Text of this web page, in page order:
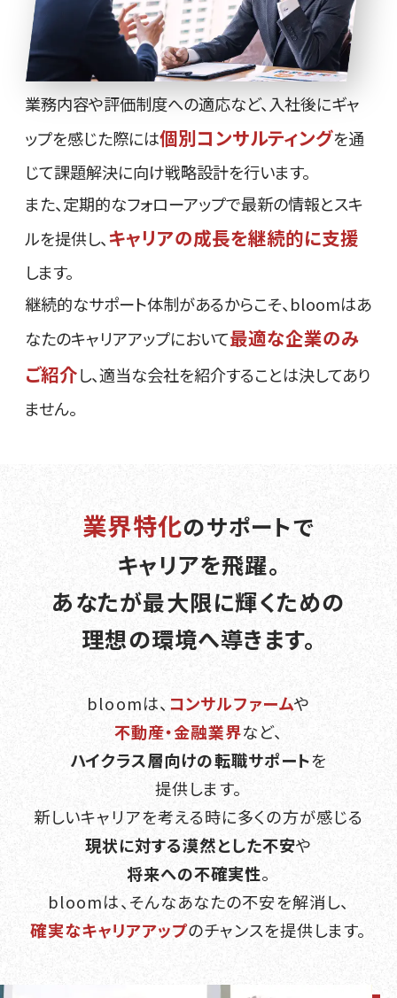
業務内容や評価制度への適応など、入社後にギャ
ップを感じた際には個別コンサルティングを通
じて課題解決に向け戦略設計を行います。
また、定期的なフォローアップで最新の情報とスキ
ルを提供し、 キャリアの成長を継続的に支援
します。
継続的なサポート体制があるからこそ、bloomはあ
なたのキャリアアップにおいて最適な企業のみ
ご紹介し、適当な会社を紹介することは決してあり
ません。
業界特化のサポートで
キャリアを飛躍。
あなたが最大限に輝くための
理想の環境へ導きます。
bloomは、 コンサルファームや
不動産・金融業界など、
ハイクラス層向けの転職サポートを
提供します。
新しいキャリアを考える時に多くの方が感じる
現状に対する漠然とした不安や
将来への不確実性。
bloomは、そんなあなたの不安を解消し、
確実なキャリアアップのチャンスを提供します。